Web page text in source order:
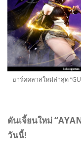
อาร์คคลาสใหม่ล่าสุด
ดันเจี้ยนใหม่
วันนี้!